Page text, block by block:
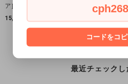
ア］ブラウン/ホワイト
15,400円(税込)
ア］
10 商品中1-10
最近チェックし
cph268
コードをコ